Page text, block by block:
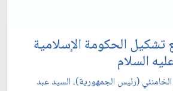
تشكيل الحكومة الإسلامية
السلام
(رئيس الجمهورية)، السيد عبد